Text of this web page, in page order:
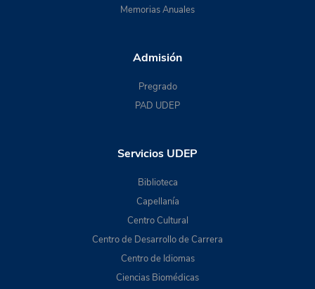
Memorias Anuales
Admisión
Pregrado
PAD UDEP
Servicios UDEP
Biblioteca
Capellanía
Centro Cultural
Centro de Desarrollo de Carrera
Centro de Idiomas
Ciencias Biomédicas